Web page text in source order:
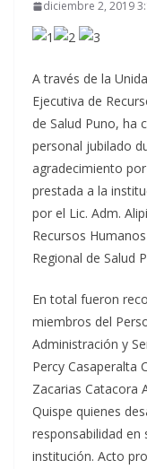
diciembre 2, 2019
A través de la
Ejecutiva de
de Salud Puno, ha
personal jubilado
agradecimiento
prestada a la
por el Lic. Adm.
Recursos
Regional de Salud
En total fueron
miembros del
Administración y
Percy Casaperalta
Zacarias Catacora
Quispe quienes
responsabilidad en
institución. Acto